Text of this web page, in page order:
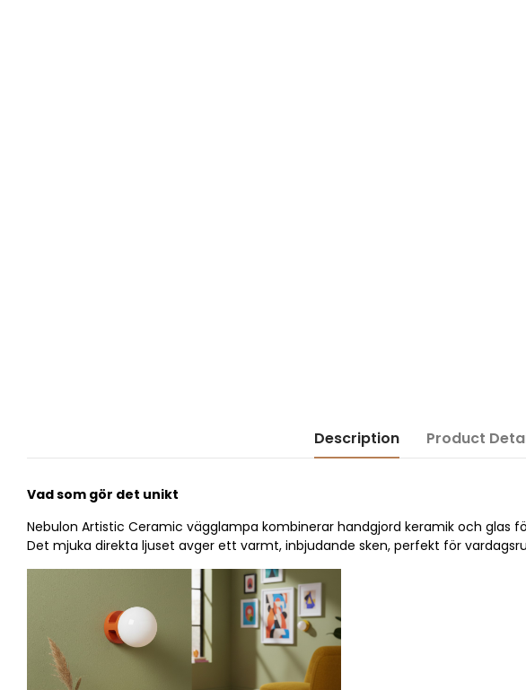
Description Product
Vad som gör det unikt
Nebulon Artistic Ceramic vägglampa kombinerar handgjord keramik och glas
Det mjuka direkta ljuset avger ett varmt, inbjudande sken, perfekt för